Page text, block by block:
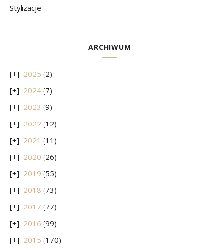
Stylizacje
ARCHIWUM
2025 (2)
2024 (7)
2023 (9)
2022 (12)
2021 (11)
2020 (26)
2019 (55)
2018 (73)
2017 (77)
2016 (99)
2015 (170)